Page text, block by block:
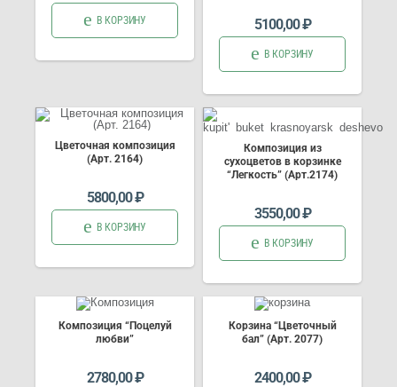
В КОРЗИНУ 5100,00₽
В КОРЗИНУ
Цветочная композиция
(Арт. 2164)
5800,00₽
В КОРЗИНУ
Композиция из
сухоцветов в корзинке
“Легкость” (Арт.2174)
3550,00₽
В КОРЗИНУ
Композиция “Поцелуй
любви”
2780,00₽
Корзина “Цветочный
бал” (Арт. 2077)
2400,00₽